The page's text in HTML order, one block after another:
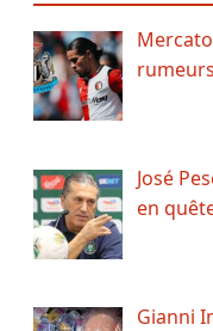
José
en
Gianni